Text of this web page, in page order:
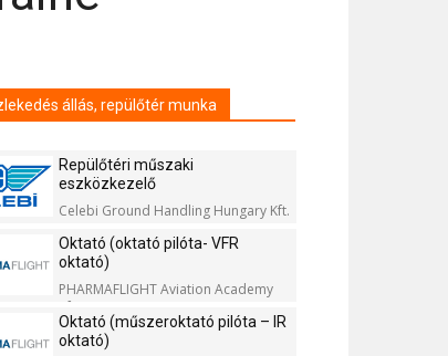
állás, repülőtér munka
Repülőtéri műszaki
eszközkezelő
Celebi Ground Handling Hungary Kft.
Oktató (oktató pilóta- VFR
oktató)
PHARMAFLIGHT Aviation Academy
Kft.
Oktató (műszeroktató pilóta – IR
oktató)